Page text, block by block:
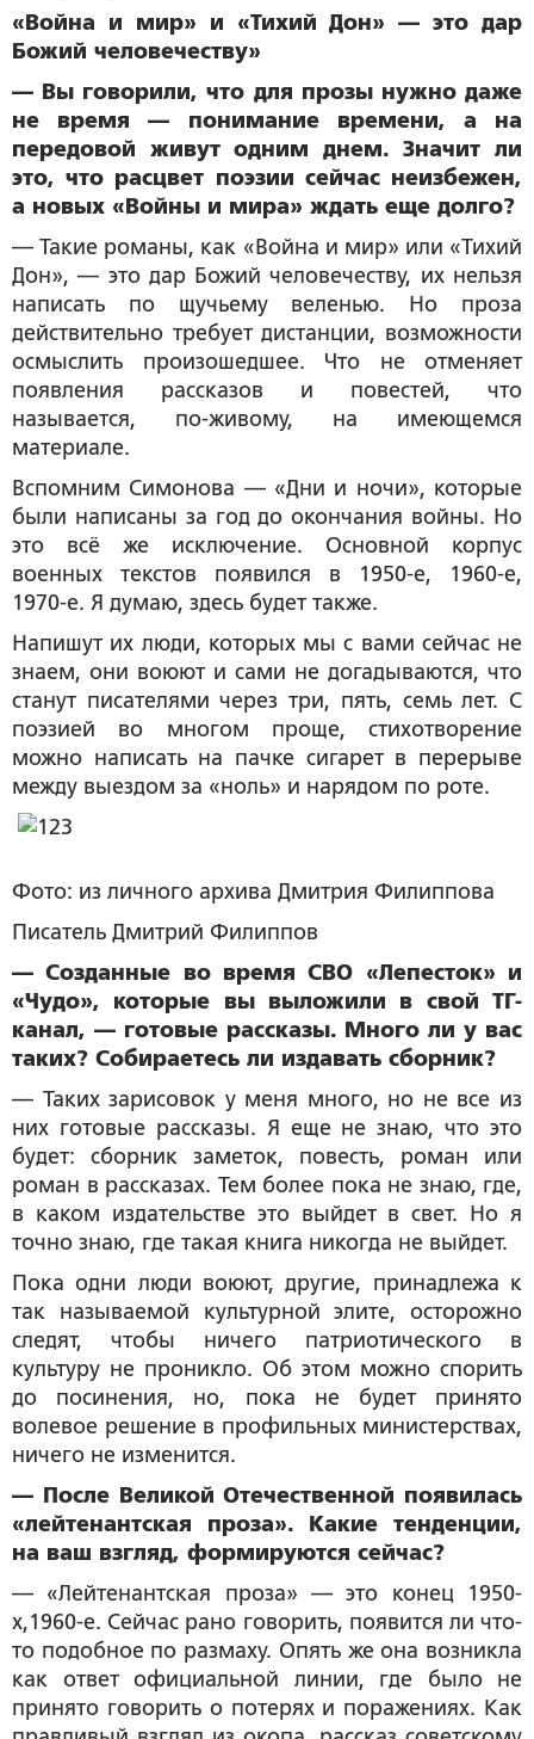
«Война и мир» и «Тихий Дон» — это дар
Божий человечеству»
— Вы говорили, что для прозы нужно даже
не время — понимание времени, а на
передовой живут одним днем. Значит ли
это, что расцвет поэзии сейчас неизбежен,
а новых «Войны и мира» ждать еще долго?
— Такие романы, как «Война и мир» или «Тихий
Дон», — это дар Божий человечеству, их нельзя
написать по щучьему веленью. Но проза
действительно требует дистанции, возможности
осмыслить произошедшее. Что не отменяет
появления рассказов и повестей, что
называется, по-живому, на имеющемся
материале.
Вспомним Симонова — «Дни и ночи», которые
были написаны за год до окончания войны. Но
это всё же исключение. Основной корпус
военных текстов появился в 1950-е, 1960-е,
1970-е. Я думаю, здесь будет также.
Напишут их люди, которых мы с вами сейчас не
знаем, они воюют и сами не догадываются, что
станут писателями через три, пять, семь лет. С
поэзией во многом проще, стихотворение
можно написать на пачке сигарет в перерыве
между выездом за «ноль» и нарядом по роте.
Фото: из личного архива Дмитрия Филиппова
Писатель Дмитрий Филиппов
— Созданные во время СВО «Лепесток» и
«Чудо», которые вы выложили в свой ТГ-
канал, — готовые рассказы. Много ли у вас
таких? Собираетесь ли издавать сборник?
— Таких зарисовок у меня много, но не все из
них готовые рассказы. Я еще не знаю, что это
будет: сборник заметок, повесть, роман или
роман в рассказах. Тем более пока не знаю, где,
в каком издательстве это выйдет в свет. Но я
точно знаю, где такая книга никогда не выйдет.
Пока одни люди воюют, другие, принадлежа к
так называемой культурной элите, осторожно
следят, чтобы ничего патриотического в
культуру не проникло. Об этом можно спорить
до посинения, но, пока не будет принято
волевое решение в профильных министерствах,
ничего не изменится.
— После Великой Отечественной появилась
«лейтенантская проза». Какие тенденции,
на ваш взгляд, формируются сейчас?
— «Лейтенантская проза» — это конец 1950-
х,1960-е. Сейчас рано говорить, появится ли что-
то подобное по размаху. Опять же она возникла
как ответ официальной линии, где было не
принято говорить о потерях и поражениях. Как